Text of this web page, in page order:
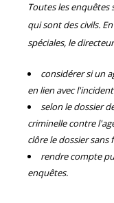
Toutes les enquêtes
qui sont des civils.
spéciales, le
considérer si un
en lien avec
selon le dossier
criminelle contre
clôre le dossier
rendre compte
enquêtes.